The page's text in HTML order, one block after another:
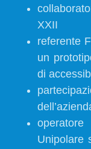
XXII
referente
un
di
Unipolare